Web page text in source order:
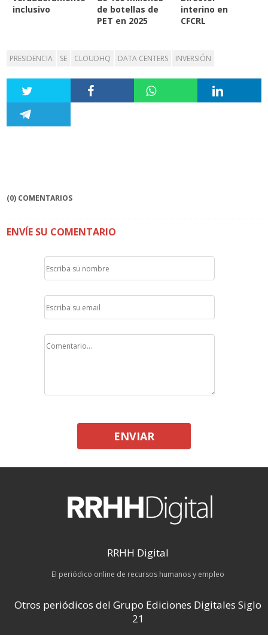
inclusivo
de botellas de
PET en 2025
interino en
CFCRL
PRESIDENCIA SE CLOUDHQ DATA CENTERS INVERSIÓN
(0) COMENTARIOS
ENVÍE SU COMENTARIO
ENVIAR
RRHH Digital
El periódico online de recursos humanos y empleo
Otros periódicos del Grupo Ediciones Digitales Siglo
21